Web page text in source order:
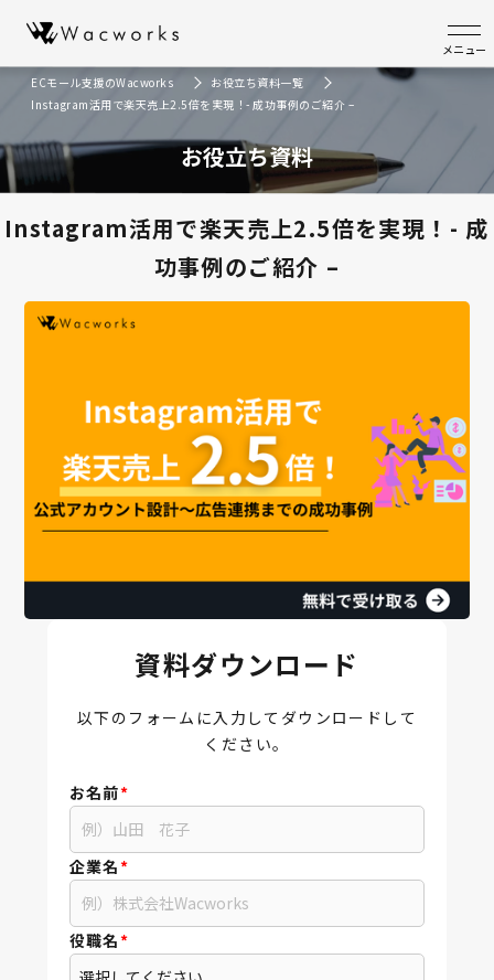
メニュー
お役立ち資料
ECモール支援のWacworks
お役立ち資料一覧
Instagram活用で楽天売上2.5倍を実現！- 成功事例のご紹介 –
Instagram活用で楽天売上2.5倍を実現！- 成
功事例のご紹介 –
資料ダウンロード
以下のフォームに入力してダウンロードして
ください。
お名前*
企業名*
役職名*